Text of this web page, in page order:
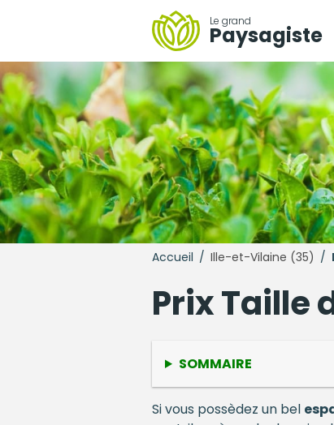
Le grand
Paysagiste
Accueil / Ille-et-Vilaine (35) /
Prix Taille
SOMMAIRE
Si vous possèdez un bel